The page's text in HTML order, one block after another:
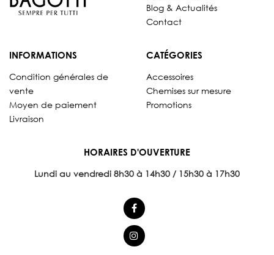
Blog & Actualités
Contact
INFORMATIONS
Condition générales de
vente
Moyen de paiement
Livraison
CATÉGORIES
Accessoires
Chemises sur mesure
Promotions
HORAIRES D'OUVERTURE
Lundi au vendredi 8h30 à 14h30 / 15h30 à 17h30